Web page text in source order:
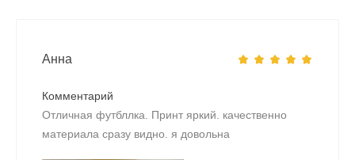
Анна
Комментарий
Отличная футбллка. Принт яркий. качественно
материала сразу видно. я довольна